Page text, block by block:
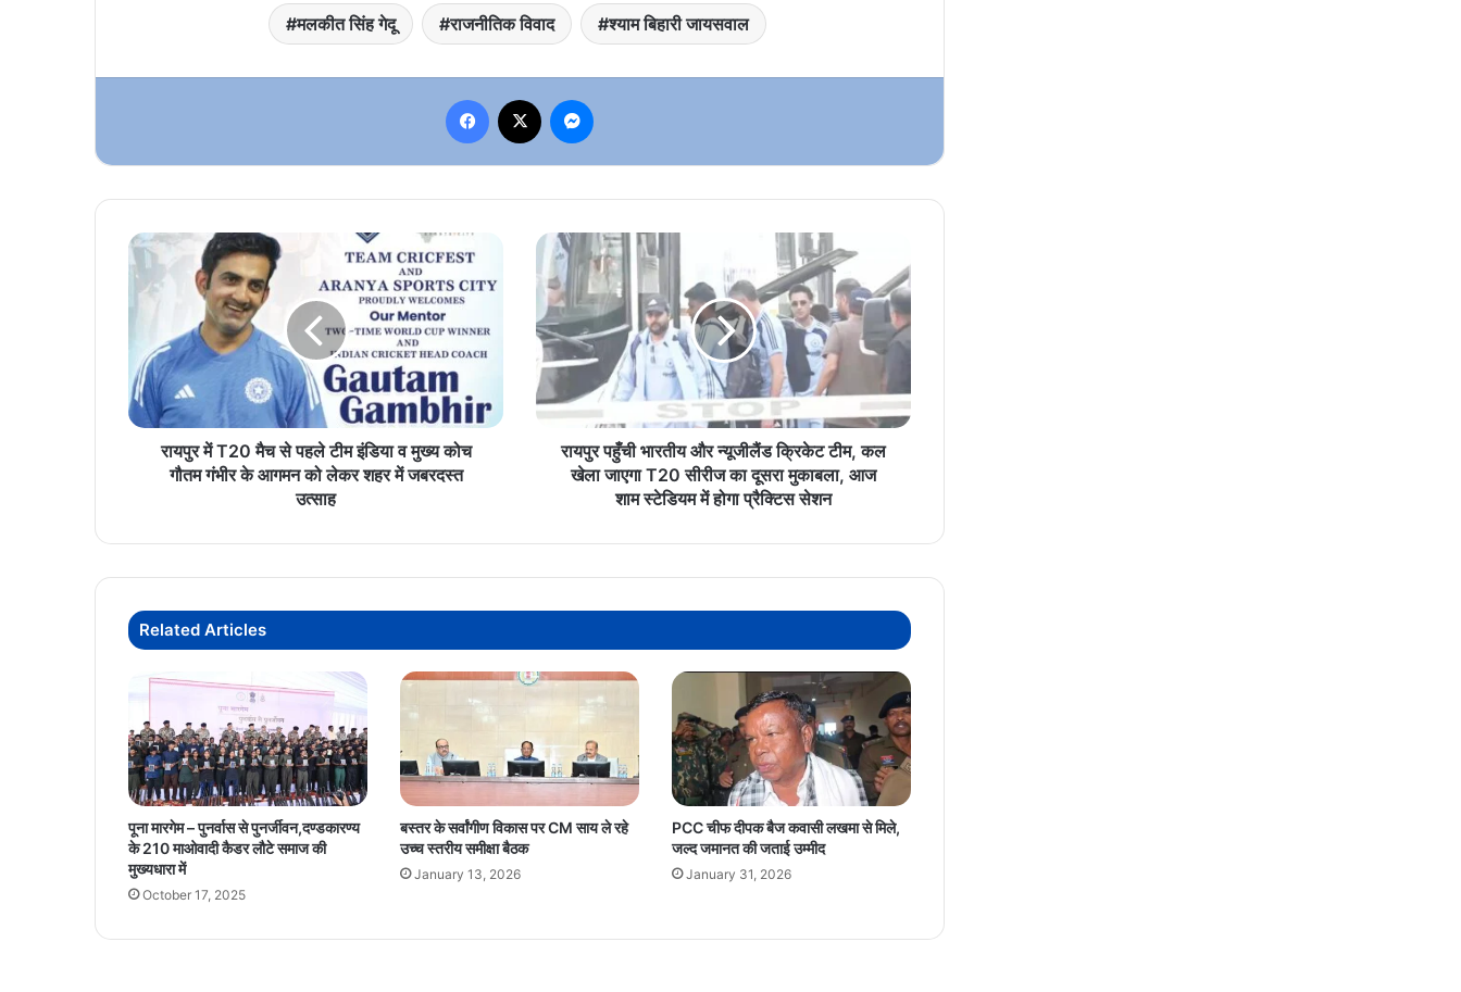
मलकीत सिंह गेदू राजनीतिक विवाद श्याम बिहारी जायसवाल
Facebook
रायपुर
में
T20
पहले
टीम
इंडिया
व
के
लेकर
शहर
जबरदस्त
रायपुर में T20 मैच से पहले टीम इंडिया व मुख्य कोच
गौतम गंभीर के आगमन को लेकर शहर में जबरदस्त
उत्साह
रायपुर
पहुँची
भारतीय
और
न्यूजीलैंड
क्रिकेट
टीम,
कल
जाएगा
दूसरा
शाम
में
होगा
रायपुर पहुँची भारतीय और न्यूजीलैंड क्रिकेट टीम, कल
खेला जाएगा T20 सीरीज का दूसरा मुकाबला, आज
शाम स्टेडियम में होगा प्रैक्टिस सेशन
Related Articles
पूना मारगेम – पुनर्वास से पुनर्जीवन,दण्डकारण्य
के 210 माओवादी कैडर लौटे समाज की
मुख्यधारा में
October 17, 2025
बस्तर के सर्वांगीण विकास पर CM साय ले रहे
उच्च स्तरीय समीक्षा बैठक
January 13, 2026
PCC चीफ दीपक बैज कवासी लखमा से मिले,
जल्द जमानत की जताई उम्मीद
January 31, 2026